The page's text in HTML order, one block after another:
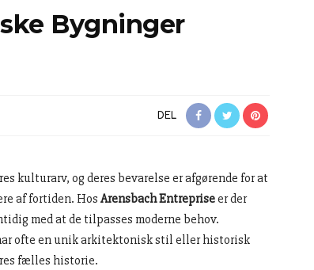
Bygninger
DEL
kulturarv, og deres bevarelse er afgørende for at
af fortiden. Hos Arensbach Entrepriseer der
med at de tilpasses moderne behov.
ofte en unik arkitektonisk stil eller historisk
fælles historie.